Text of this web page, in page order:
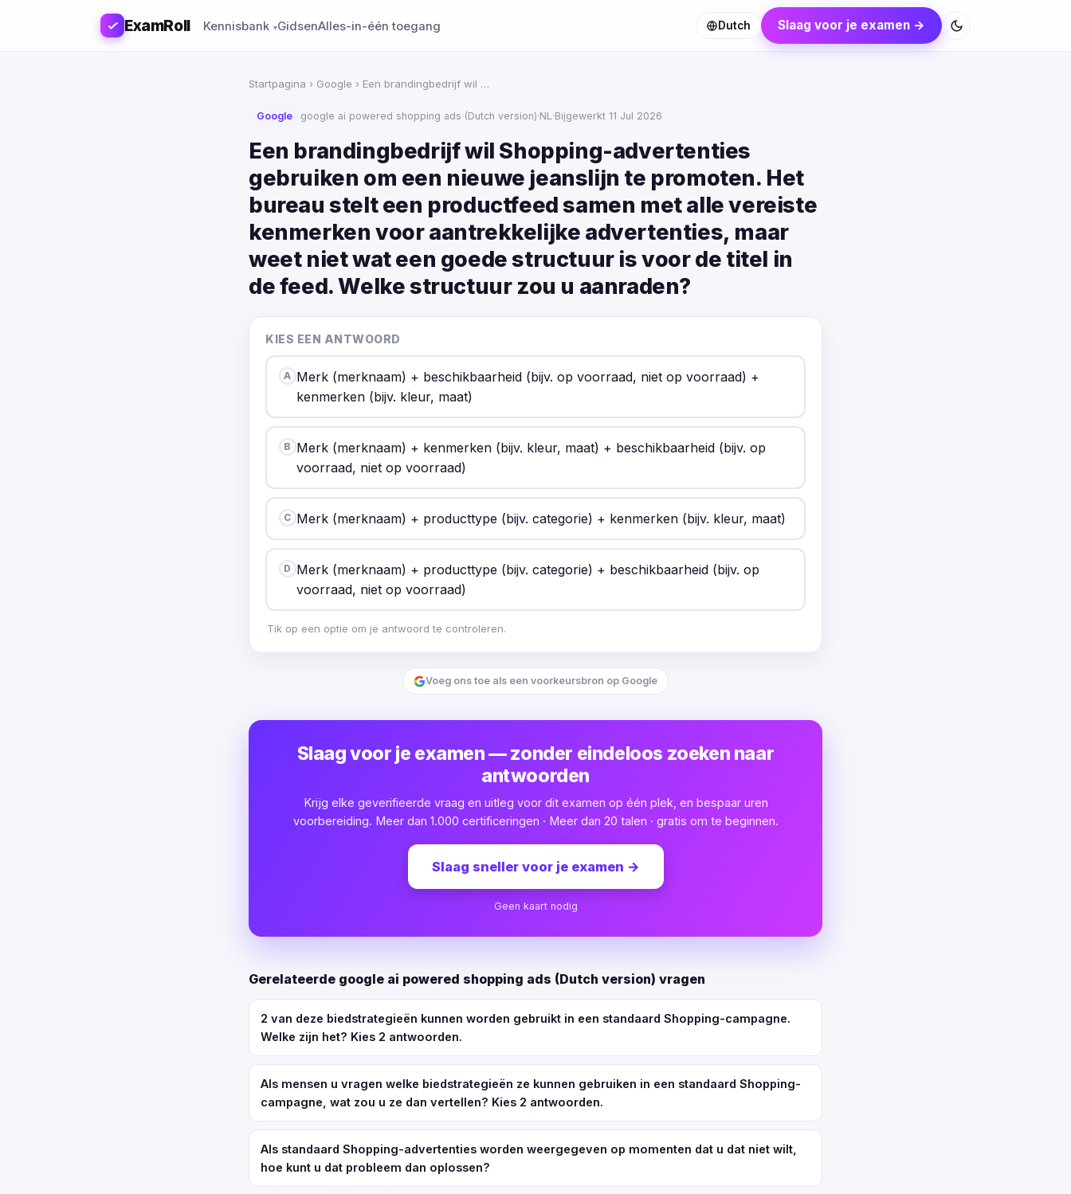
ExamRoll Kennisbank GidsenAlles-in-één toegang Dutch Slaag voor je examen →
Startpagina › Google › Een brandingbedrijf wil …
Google google ai powered shopping ads (Dutch version)·NL·Bijgewerkt 11 Jul 2026
Een brandingbedrijf wil Shopping-advertenties
gebruiken om een nieuwe jeanslijn te promoten. Het
bureau stelt een productfeed samen met alle vereiste
kenmerken voor aantrekkelijke advertenties, maar
weet niet wat een goede structuur is voor de titel in
de feed. Welke structuur zou u aanraden?
KIES EEN ANTWOORD
A Merk (merknaam) + beschikbaarheid (bijv. op voorraad, niet op voorraad) +
kenmerken (bijv. kleur, maat)
B Merk (merknaam) + kenmerken (bijv. kleur, maat) + beschikbaarheid (bijv. op
voorraad, niet op voorraad)
C Merk (merknaam) + producttype (bijv. categorie) + kenmerken (bijv. kleur, maat)
D Merk (merknaam) + producttype (bijv. categorie) + beschikbaarheid (bijv. op
voorraad, niet op voorraad)
Tik op een optie om je antwoord te controleren.
Voeg ons toe als een voorkeursbron op Google
Slaag voor je examen — zonder eindeloos zoeken naar
antwoorden
Krijg elke geverifieerde vraag en uitleg voor dit examen op één plek, en bespaar uren
voorbereiding. Meer dan 1.000 certificeringen · Meer dan 20 talen · gratis om te beginnen.
Slaag sneller voor je examen →
Geen kaart nodig
Gerelateerde google ai powered shopping ads (Dutch version) vragen
2 van deze biedstrategieën kunnen worden gebruikt in een standaard Shopping-campagne.
Welke zijn het? Kies 2 antwoorden.
Als mensen u vragen welke biedstrategieën ze kunnen gebruiken in een standaard Shopping-
campagne, wat zou u ze dan vertellen? Kies 2 antwoorden.
Als standaard Shopping-advertenties worden weergegeven op momenten dat u dat niet wilt,
hoe kunt u dat probleem dan oplossen?